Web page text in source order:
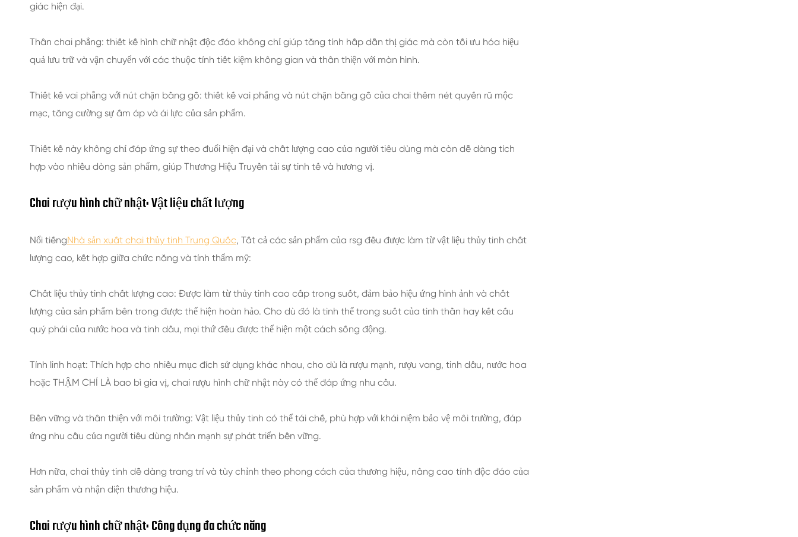
giác hiện đại.
Thân chai phẳng: thiết kế hình chữ nhật độc đáo không chỉ giúp tăng tính hấp dẫn thị giác mà còn tối ưu hóa hiệu
quả lưu trữ và vận chuyển với các thuộc tính tiết kiệm không gian và thân thiện với màn hình.
Thiết kế vai phẳng với nút chặn bằng gỗ: thiết kế vai phẳng và nút chặn bằng gỗ của chai thêm nét quyến rũ mộc
mạc, tăng cường sự ấm áp và ái lực của sản phẩm.
Thiết kế này không chỉ đáp ứng sự theo đuổi hiện đại và chất lượng cao của người tiêu dùng mà còn dễ dàng tích
hợp vào nhiều dòng sản phẩm, giúp Thương Hiệu Truyền tải sự tinh tế và hương vị.
Chai rượu hình chữ nhật: Vật liệu chất lượng
Nổi tiếngNhà sản xuất chai thủy tinh Trung Quốc, Tất cả các sản phẩm của rsg đều được làm từ vật liệu thủy tinh chất
lượng cao, kết hợp giữa chức năng và tính thẩm mỹ:
Chất liệu thủy tinh chất lượng cao: Được làm từ thủy tinh cao cấp trong suốt, đảm bảo hiệu ứng hình ảnh và chất
lượng của sản phẩm bên trong được thể hiện hoàn hảo. Cho dù đó là tinh thể trong suốt của tinh thần hay kết cấu
quý phái của nước hoa và tinh dầu, mọi thứ đều được thể hiện một cách sống động.
Tính linh hoạt: Thích hợp cho nhiều mục đích sử dụng khác nhau, cho dù là rượu mạnh, rượu vang, tinh dầu, nước hoa
hoặc THẬM CHÍ LÀ bao bì gia vị, chai rượu hình chữ nhật này có thể đáp ứng nhu cầu.
Bền vững và thân thiện với môi trường: Vật liệu thủy tinh có thể tái chế, phù hợp với khái niệm bảo vệ môi trường, đáp
ứng nhu cầu của người tiêu dùng nhấn mạnh sự phát triển bền vững.
Hơn nữa, chai thủy tinh dễ dàng trang trí và tùy chỉnh theo phong cách của thương hiệu, nâng cao tính độc đáo của
sản phẩm và nhận diện thương hiệu.
Chai rượu hình chữ nhật: Công dụng đa chức năng